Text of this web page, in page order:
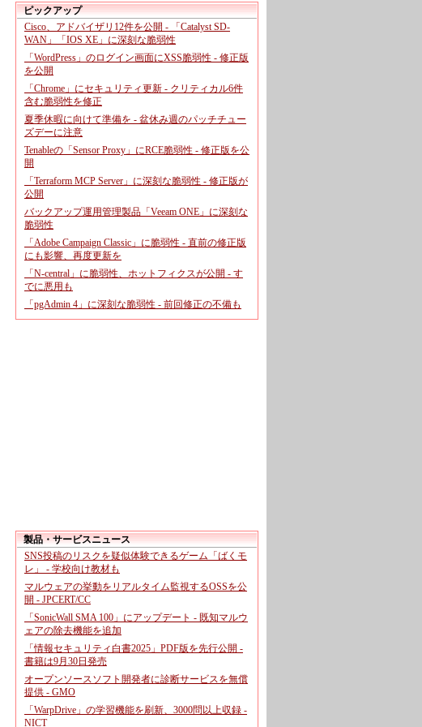
ピックアップ
Cisco、アドバイザリ12件を公開 - 「Catalyst SD-
WAN」「IOS XE」に深刻な脆弱性
「WordPress」のログイン画面にXSS脆弱性 - 修正版
を公開
「Chrome」にセキュリティ更新 - クリティカル6件
含む脆弱性を修正
夏季休暇に向けて準備を - 盆休み週のパッチチュー
ズデーに注意
Tenableの「Sensor Proxy」にRCE脆弱性 - 修正版を公
開
「Terraform MCP Server」に深刻な脆弱性 - 修正版が
公開
バックアップ運用管理製品「Veeam ONE」に深刻な
脆弱性
「Adobe Campaign Classic」に脆弱性 - 直前の修正版
にも影響、再度更新を
「N-central」に脆弱性、ホットフィクスが公開 - す
でに悪用も
「pgAdmin 4」に深刻な脆弱性 - 前回修正の不備も
製品・サービスニュース
SNS投稿のリスクを疑似体験できるゲーム「ばくモ
レ」 - 学校向け教材も
マルウェアの挙動をリアルタイム監視するOSSを公
開 - JPCERT/CC
「SonicWall SMA 100」にアップデート - 既知マルウ
ェアの除去機能を追加
「情報セキュリティ白書2025」PDF版を先行公開 -
書籍は9月30日発売
オープンソースソフト開発者に診断サービスを無償
提供 - GMO
「WarpDrive」の学習機能を刷新、3000問以上収録 -
NICT